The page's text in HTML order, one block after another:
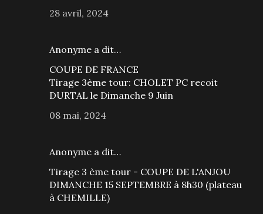
28 avril, 2024
Anonyme a dit…
COUPE DE FRANCE
Tirage 3ème tour: CHOLET PC recoit
DURTAL le Dimanche 9 Juin
08 mai, 2024
Anonyme a dit…
Tirage 3 ème tour - COUPE DE L'ANJOU
DIMANCHE 15 SEPTEMBRE à 8h30 (plateau
à CHEMILLE)